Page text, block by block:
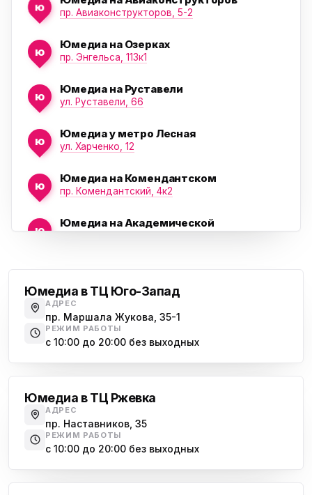
ю пр. Авиаконструкторов, 5-2
ю
Юмедиа на Озерках
пр. Энгельса, 113к1
ю
Юмедиа на Руставели
ул. Руставели, 66
ю
Юмедиа у метро Лесная
ул. Харченко, 12
ю
Юмедиа на Комендантском
пр. Комендантский, 4к2
ю
Юмедиа на Академической
Юмедиа на Наставников
пр. Наставников 35
ю
Юмедиа в ТК Юго-Запад
пр. Маршала Жукова, 35-1
Юмедиа на Космонавтов
пр. Космонавтов, 38к4
Юмедиа в ТЦ Юго-Запад
АДРЕС
пр. Маршала Жукова, 35-1
РЕЖИМ РАБОТЫ
с 10:00 до 20:00 без выходных
Юмедиа в ТЦ Ржевка
АДРЕС
пр. Наставников, 35
РЕЖИМ РАБОТЫ
с 10:00 до 20:00 без выходных